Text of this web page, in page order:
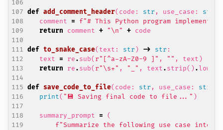
def add_comment_header( code : str , use_case : str
comment
= f"# This Python program
return
comment + "\n" + code
def to_snake_case( text : str ) -> str :
text
= re.sub( r"[^a-zA-Z0-9 ]" , "" , text )
return
re.sub( r"\s+" , "_" , text.strip().lower
def save_code_to_file( code : str , use_case : str
print( "💾 Saving final code to file..." )
summary_prompt =
(
f"Summarize the following use case into